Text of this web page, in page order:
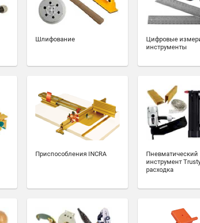
Шлифование
Цифровые
инструменты
Приспособления INCRA
Пневматический
инструмент
расходка